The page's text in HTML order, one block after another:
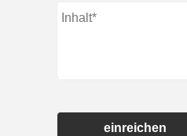
einreichen